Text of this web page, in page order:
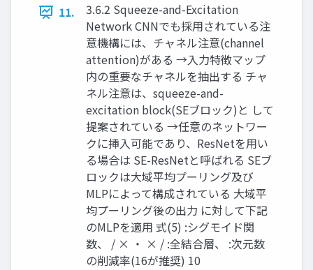
11.
3.6.2 Squeeze-and-Excitation
Network CNNでも採用されている注
意機構には、チャネル注意(channel
attention)がある →入力特徴マップ
内の重要なチャネルを抽出する チャ
ネル注意は、squeeze-and-
excitation block(SEブロック)と して
提案されている →任意のネットワー
クに挿入可能であり、ResNetを用い
る場合は SE-ResNetと呼ばれる SEブ
ロックは大域平均プーリング及び
MLPによって構成されている 大域平
均プーリング後の出力 に対して下記
のMLPを適用 式(5) :シグモイド関
数、 / × ・ × / :全結合層、 :次元数
の削減率(16が推奨) 10